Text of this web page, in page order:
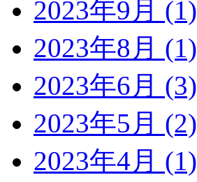
2023年9月 (1)
2023年8月 (1)
2023年6月 (3)
2023年5月 (2)
2023年4月 (1)